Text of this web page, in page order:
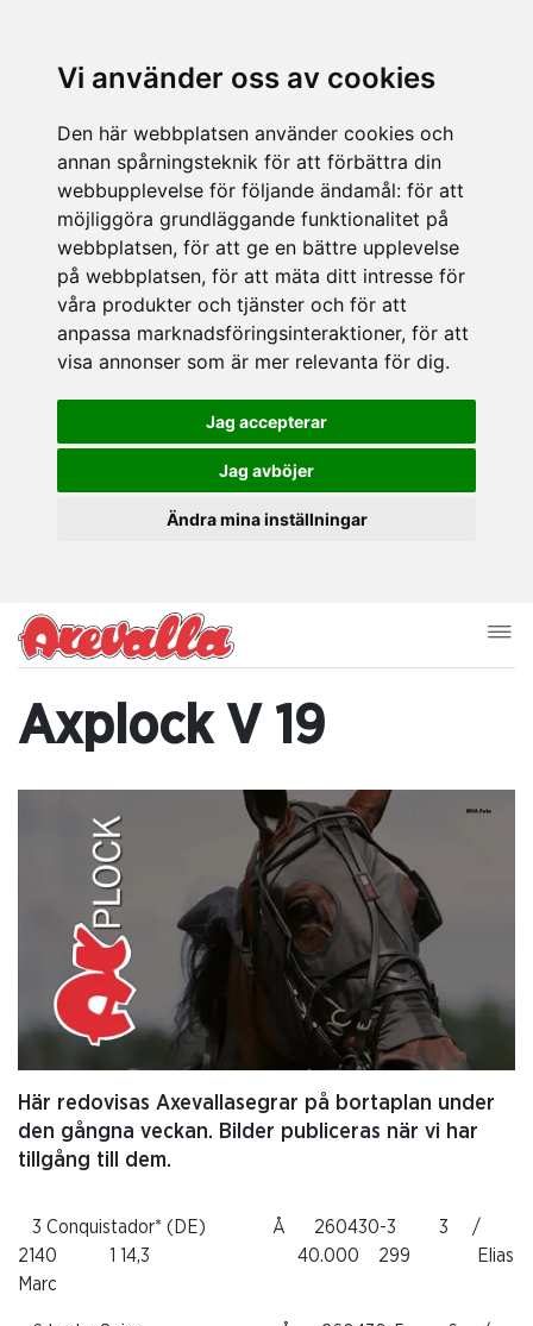
Vi använder oss av cookies
Den här webbplatsen använder cookies och
annan spårningsteknik för att förbättra din
webbupplevelse för följande ändamål: för att
möjliggöra grundläggande funktionalitet på
webbplatsen, för att ge en bättre upplevelse
på webbplatsen, för att mäta ditt intresse för
våra produkter och tjänster och för att
anpassa marknadsföringsinteraktioner, för att
visa annonser som är mer relevanta för dig.
Jag accepterar
Jag avböjer
Ändra mina inställningar
Axplock V 19
Här redovisas Axevallasegrar på bortaplan under
den gångna veckan. Bilder publiceras när vi har
tillgång till dem.
3 Conquistador* (DE) Å 260430-3 3 /
2140 1 14,3 40.000 299 Elias
Marc